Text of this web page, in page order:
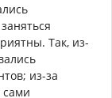
Так, из-
из-за